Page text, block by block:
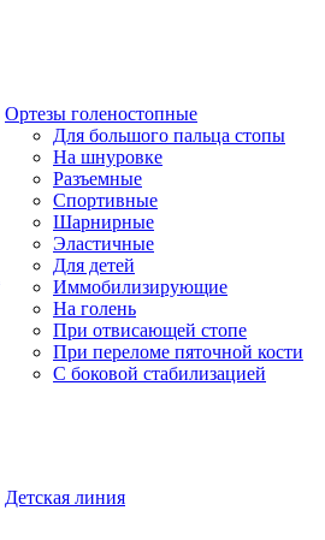
Ортезы голеностопные
Для большого пальца стопы
На шнуровке
Разъемные
Спортивные
Шарнирные
Эластичные
Для детей
Иммобилизирующие
На голень
При отвисающей стопе
При переломе пяточной кости
С боковой стабилизацией
Детская линия